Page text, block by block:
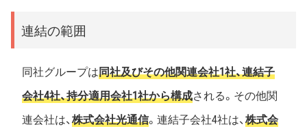
連結の範囲
同社グループは同社及びその他関連会社1社、連結子
会社4社、持分適用会社1社から構成される。その他関
連会社は、 株式会社光通信。連結子会社4社は、 株式会